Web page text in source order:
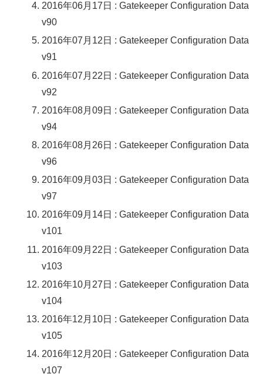
2016年06月17日 : Gatekeeper Configuration Data
v90
2016年07月12日 : Gatekeeper Configuration Data
v91
2016年07月22日 : Gatekeeper Configuration Data
v92
2016年08月09日 : Gatekeeper Configuration Data
v94
2016年08月26日 : Gatekeeper Configuration Data
v96
2016年09月03日 : Gatekeeper Configuration Data
v97
2016年09月14日 : Gatekeeper Configuration Data
v101
2016年09月22日 : Gatekeeper Configuration Data
v103
2016年10月27日 : Gatekeeper Configuration Data
v104
2016年12月10日 : Gatekeeper Configuration Data
v105
2016年12月20日 : Gatekeeper Configuration Data
v107